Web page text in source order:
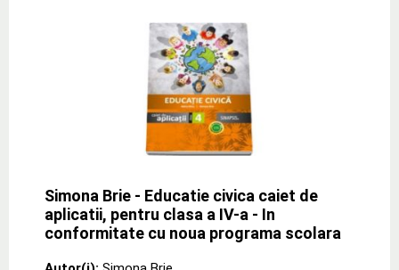
Simona Brie - Educatie civica caiet de
aplicatii, pentru clasa a IV-a - In
conformitate cu noua programa scolara